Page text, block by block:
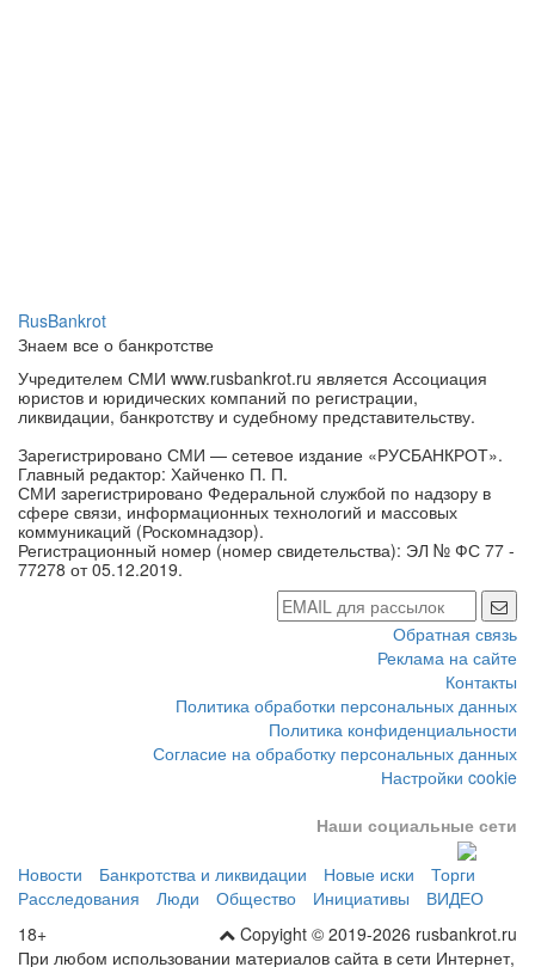
Учредителем СМИ www.rusbankrot.ru является Ассоциация
юристов и юридических компаний по регистрации,
ликвидации, банкротству и судебному представительству.
Зарегистрировано СМИ — сетевое издание «РУСБАНКРОТ».
Главный редактор: Хайченко П. П.
СМИ зарегистрировано Федеральной службой по надзору в
сфере связи, информационных технологий и массовых
коммуникаций (Роскомнадзор).
Регистрационный номер (номер свидетельства): ЭЛ № ФС 77 -
77278 от 05.12.2019.
Обратная связь
Реклама на сайте
Контакты
Политика обработки персональных данных
Политика конфиденциальности
Согласие на обработку персональных данных
Настройки cookie
Наши социальные сети
Новые иски
Торги
ВИДЕО
Copyight © 2019-2026 rusbankrot.ru
18+
При любом использовании материалов сайта в сети Интернет,
пользователь обязан указать источник в виде гиперссылки на
сайт rusbankrot.ru.